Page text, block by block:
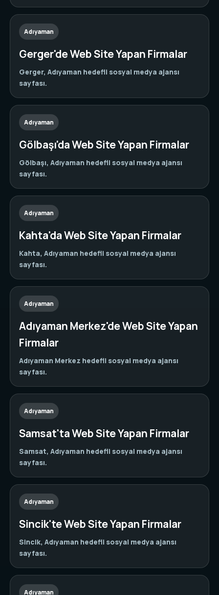
Adıyaman
Gerger'de Web Site Yapan Firmalar
Gerger, Adıyaman hedefli sosyal medya ajansı
sayfası.
Adıyaman
Gölbaşı'da Web Site Yapan Firmalar
Gölbaşı, Adıyaman hedefli sosyal medya ajansı
sayfası.
Adıyaman
Kahta'da Web Site Yapan Firmalar
Kahta, Adıyaman hedefli sosyal medya ajansı
sayfası.
Adıyaman
Adıyaman Merkez'de Web Site Yapan
Firmalar
Adıyaman Merkez hedefli sosyal medya ajansı
sayfası.
Adıyaman
Samsat'ta Web Site Yapan Firmalar
Samsat, Adıyaman hedefli sosyal medya ajansı
sayfası.
Adıyaman
Sincik'te Web Site Yapan Firmalar
Sincik, Adıyaman hedefli sosyal medya ajansı
sayfası.
Adıyaman